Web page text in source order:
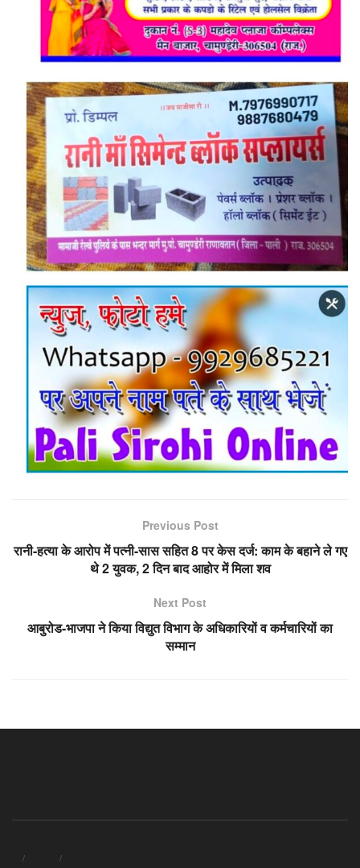
Previous Post
रानी-हत्या के आरोप में पत्नी-सास सहित 8 पर केस दर्ज: काम के बहाने ले गए
थे 2 युवक, 2 दिन बाद आहोर में मिला शव
Next Post
आबुरोड-भाजपा ने किया विद्युत विभाग के अधिकारियों व कर्मचारियों का
सम्मान